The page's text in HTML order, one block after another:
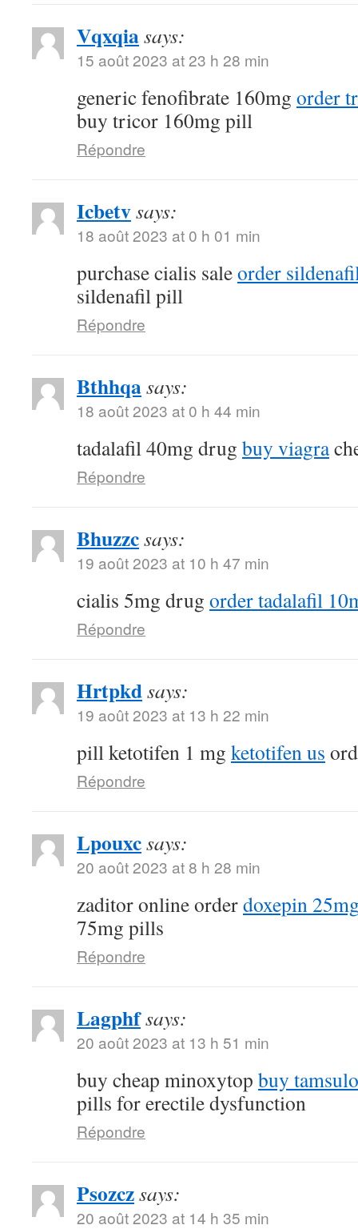
Vqxqiasays:
15 août 2023 at 23 h 28 min
generic fenofibrate 160mg order
buy tricor 160mg pill
Répondre
Icbetvsays:
18 août 2023 at 0 h 01 min
purchase cialis saleorder
sildenafil pill
Répondre
Bthhqasays:
18 août 2023 at 0 h 44 min
tadalafil 40mg drug buy viagra
Répondre
Bhuzzcsays:
19 août 2023 at 10 h 47 min
cialis 5mg drug order tadalafil
Répondre
Hrtpkdsays:
19 août 2023 at 13 h 22 min
pill ketotifen 1 mg ketotifen us
Répondre
Lpouxcsays:
20 août 2023 at 8 h 28 min
zaditor online orderdoxepin
75mg pills
Répondre
Lagphfsays:
20 août 2023 at 13 h 51 min
buy cheap minoxytop buy
pills for erectile dysfunction
Répondre
Psozczsays:
20 août 2023 at 14 h 35 min